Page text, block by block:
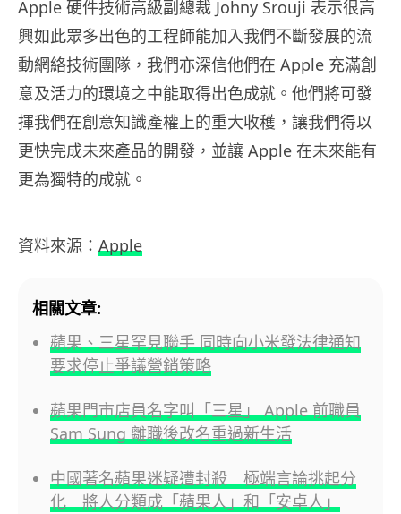
Apple 硬件技術高級副總裁 Johny Srouji 表示很高
興如此眾多出色的工程師能加入我們不斷發展的流
動網絡技術團隊，我們亦深信他們在 Apple 充滿創
意及活力的環境之中能取得出色成就。他們將可發
揮我們在創意知識產權上的重大收穫，讓我們得以
更快完成未來產品的開發，並讓 Apple 在未來能有
更為獨特的成就。
資料來源： Apple
相關文章:
蘋果、三星罕見聯手 同時向小米發法律通知
要求停止爭議營銷策略
蘋果門市店員名字叫「三星」 Apple 前職員
Sam Sung 離職後改名重過新生活
中國著名蘋果迷疑遭封殺 極端言論挑起分
化 將人分類成「蘋果人」和「安卓人」